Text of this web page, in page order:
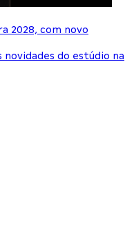
2028, com novo
novidades do estúdio na